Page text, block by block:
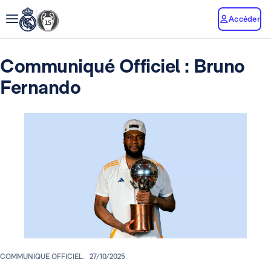
Accéder
Communiqué Officiel : Bruno
Fernando
COMMUNIQUE OFFICIEL. 27/10/2025